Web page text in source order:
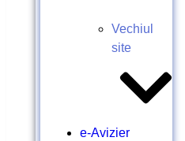
Vechiul
site
e-Avizier